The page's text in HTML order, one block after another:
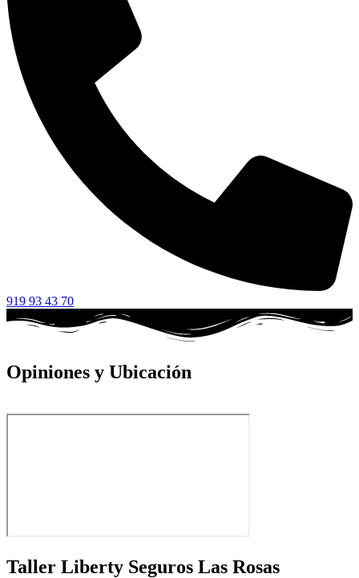
919 93 43 70
Opiniones y Ubicación
Taller Liberty Seguros Las Rosas